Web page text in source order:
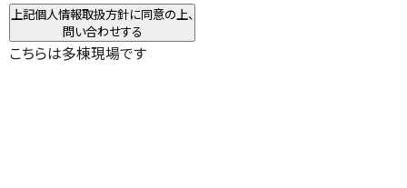
上記個人情報取扱方針に同意の上、
問い合わせする
こちらは多棟現場です